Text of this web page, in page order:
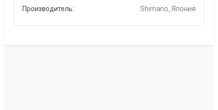
Производитель: Shimano, Япония